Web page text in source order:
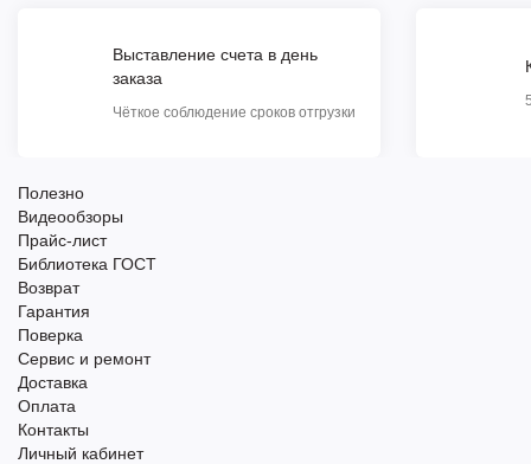
Выставление счета в день
заказа
Чёткое соблюдение сроков отгрузки
Полезно
Видеообзоры
Прайс-лист
Библиотека ГОСТ
Возврат
Гарантия
Поверка
Сервис и ремонт
Доставка
Оплата
Контакты
Личный кабинет